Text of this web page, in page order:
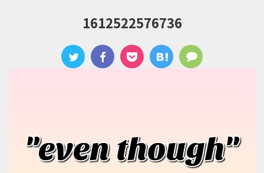
1612522576736